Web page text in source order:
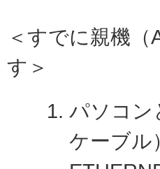
＜すでに親機
す＞
パソコン
ケーブル